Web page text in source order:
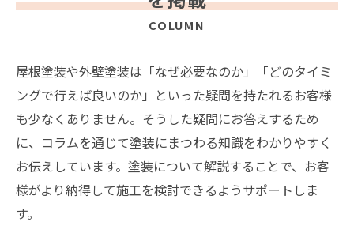
COLUMN
屋根塗装や外壁塗装は「なぜ必要なのか」「どのタイミ
ングで行えば良いのか」といった疑問を持たれるお客様
も少なくありません。そうした疑問にお答えするため
に、コラムを通じて塗装にまつわる知識をわかりやすく
お伝えしています。塗装について解説することで、お客
様がより納得して施工を検討できるようサポートしま
す。